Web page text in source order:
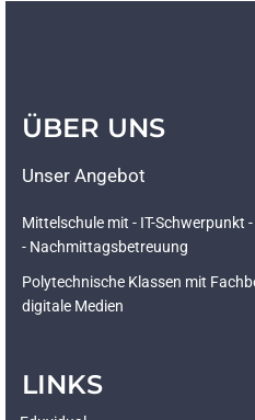
ÜBER UNS
Unser Angebot
Mittelschule mit - IT-Schwerpunkt
- Nachmittagsbetreuung
Polytechnische Klassen mit
digitale Medien
LINKS